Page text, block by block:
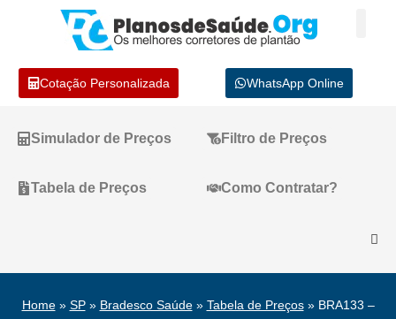
Cotação Personalizada WhatsApp Online
Simulador de Preços Filtro de Preços
Tabela de Preços Como Contratar?
Home» SP» Bradesco Saúde» Tabela de Preços» BRA133 –